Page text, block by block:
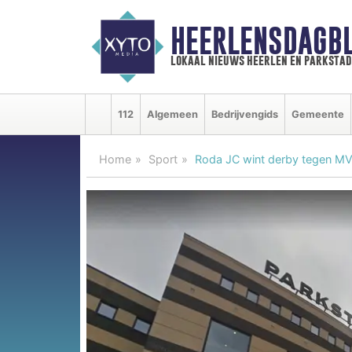
lokaal nieuws heerlen en parkstad
112 Algemeen Bedrijvengids Gemeente
Home Sport Roda JC wint derby tegen